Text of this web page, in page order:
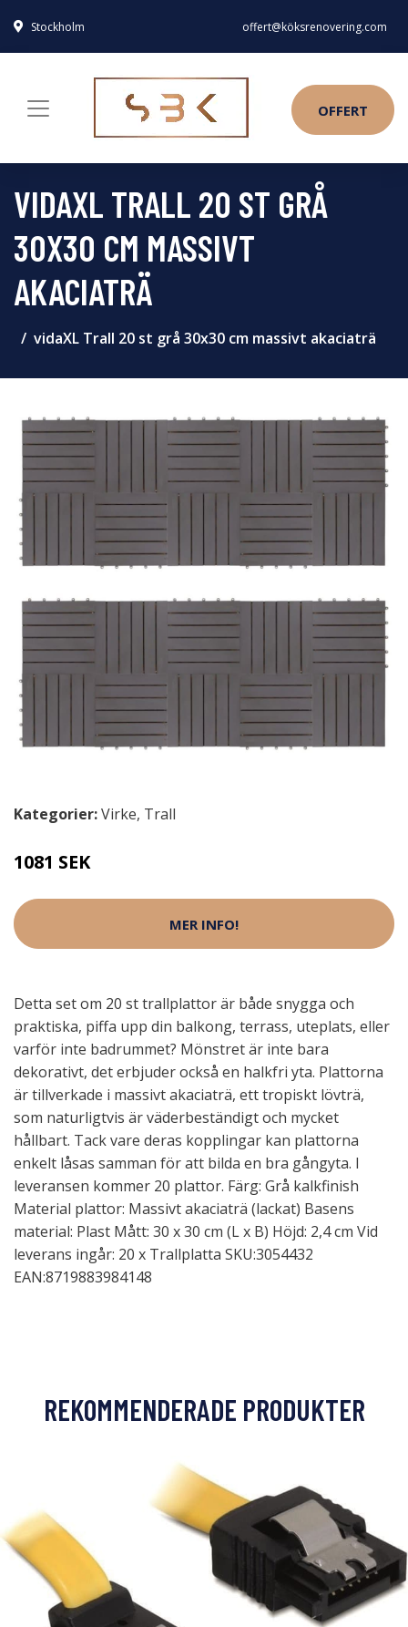
Stockholm offert@köksrenovering.com
OFFERT
VIDAXL TRALL 20 ST GRÅ
30X30 CM MASSIVT
AKACIATRÄ
vidaXL Trall 20 st grå 30x30 cm massivt akaciaträ
Kategorier:Virke, Trall
1081 SEK
MER INFO!
Detta set om 20 st trallplattor är både snygga och
praktiska, piffa upp din balkong, terrass, uteplats, eller
varför inte badrummet? Mönstret är inte bara
dekorativt, det erbjuder också en halkfri yta. Plattorna
är tillverkade i massivt akaciaträ, ett tropiskt lövträ,
som naturligtvis är väderbeständigt och mycket
hållbart. Tack vare deras kopplingar kan plattorna
enkelt låsas samman för att bilda en bra gångyta. I
leveransen kommer 20 plattor. Färg: Grå kalkfinish
Material plattor: Massivt akaciaträ (lackat) Basens
material: Plast Mått: 30 x 30 cm (L x B) Höjd: 2,4 cm Vid
leverans ingår: 20 x Trallplatta SKU:3054432
EAN:8719883984148
REKOMMENDERADE PRODUKTER